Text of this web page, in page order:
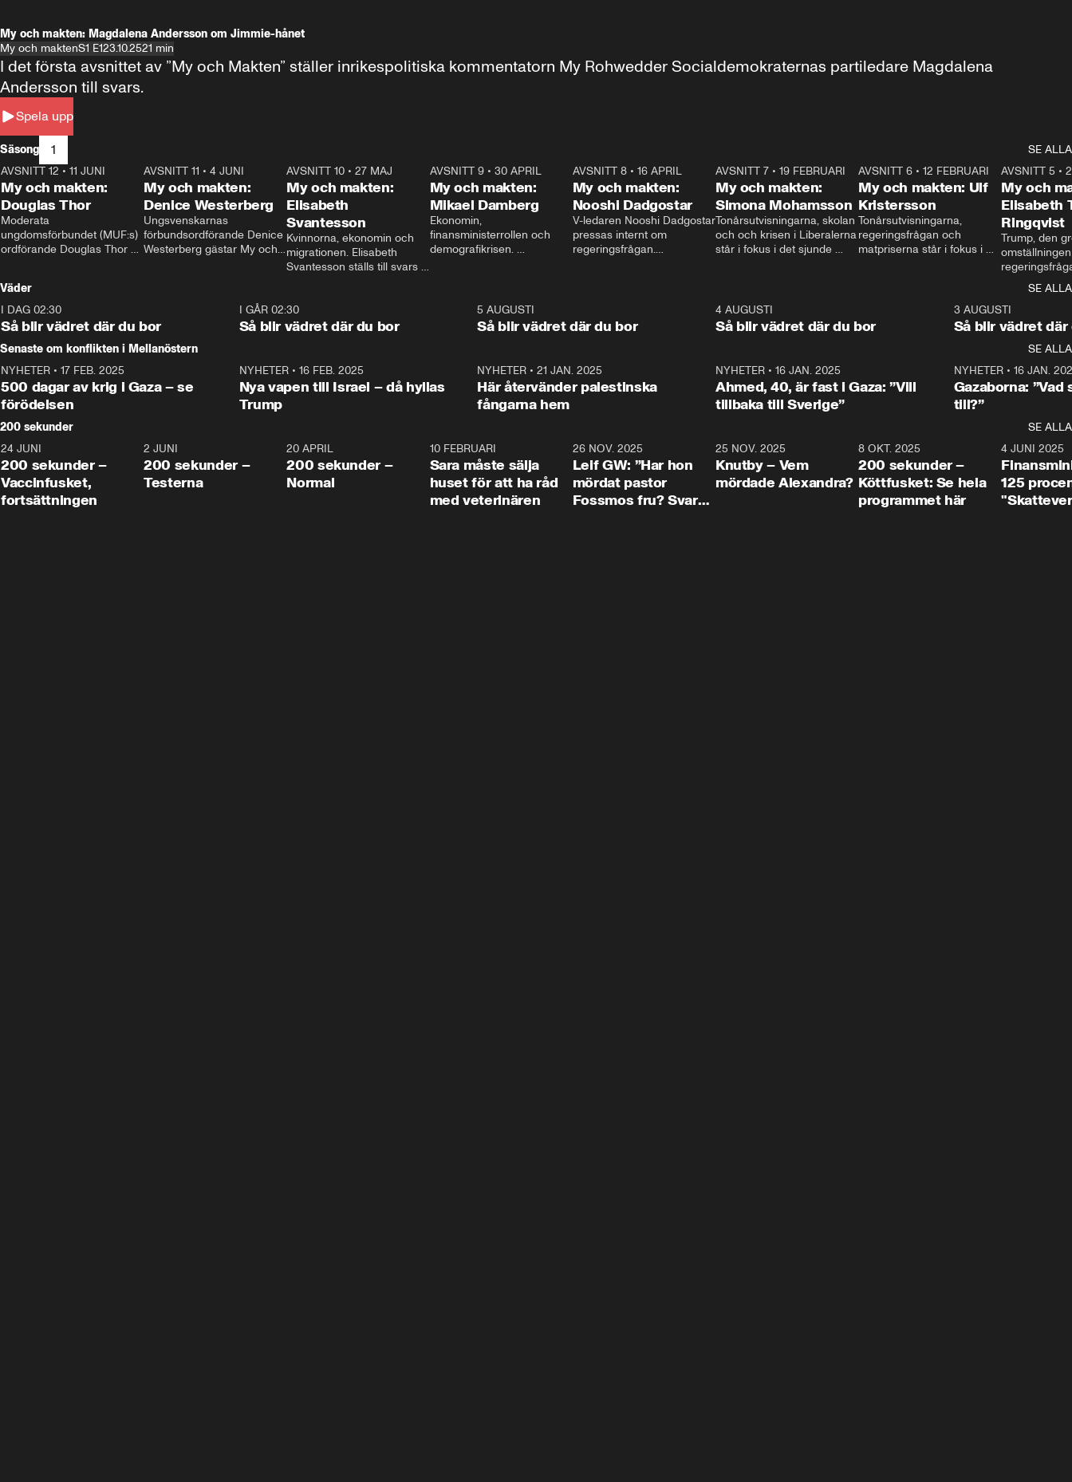
My och makten: Magdalena Andersson om Jimmie-hånet
My och maktenS1 E123.10.2521 min
Spela upp
I det första avsnittet av ”My och Makten” ställer inrikespolitiska kommentatorn My Rohwedder Socialdemokraternas partiledare Magdalena
Andersson till svars.
Säsong 1
SE ALLA
26:27
AVSNITT 12 • 11 JUNI
My och makten:
Douglas Thor
Moderata
ungdomsförbundet (MUF:s)
ordförande Douglas Thor
tonårsutvisningarna och hur
Moderaterna ska locka
väljare till valet i höst.
23:40
AVSNITT 11 •4 JUNI
My och makten:
Denice Westerberg
Ungsvenskarnas
förbundsordförande Denice
Westerberg gästar My och
AVSNITT 10 •27 MAJ
My och makten:
Elisabeth
Svantesson
Kvinnorna, ekonomin och
migrationen. Elisabeth
Svantesson ställs till svars
AVSNITT 9• 30 APRIL
My och makten:
Mikael Damberg
Ekonomin,
finansministerrollen och
demografikrisen.
och Makten.
AVSNITT 8• 16 APRIL
My och makten:
Nooshi Dadgostar
V-ledaren Nooshi Dadgostar
pressas internt om
regeringsfrågan.
– Vi ställer upp i val. Ska vi
vara med så sitter vi förstås
24:30
AVSNITT 7• 19 FEBRUARI
My och makten:
Simona Mohamsson
Tonårsutvisningarna, skolan
och och krisen i Liberalerna
står i fokus i det sjunde
kommentator My
Rohwedder ställer
utbildnings- och
Mohamsson till svars.
27:30
AVSNITT 6 •12 FEBRUARI
My och makten: Ulf
Kristersson
Tonårsutvisningarna,
regeringsfrågan och
matpriserna står i fokus i
Rohwedder ställer
statsminister Ulf Kristersson
AVSNITT 5 •
My och
Elisabeth
Ringqvist
Trump, den
centrum i
avsnittet av
Makten”. Se
Aftonbladets
Rohwedder
Thand Ring
Väder
SE ALLA
I DAG 02:30
Så blir vädret där du bor
1:06
I GÅR 02:30
Så blir vädret där du bor
5 AUGUSTI
Så blir vädret där du bor
4 AUGUSTI
Så blir vädret där du bor
3 AUGUSTI
Så blir vädret där
Senaste om konflikten i Mellanöstern
SE ALLA
NYHETER • 17 FEB. 2025
500 dagar av krig i Gaza – se
förödelsen
NYHETER• 16 FEB. 2025
Nya vapen till Israel – då hyllas
Trump
NYHETER •21 JAN. 2025
Här återvänder palestinska
fångarna hem
NYHETER• 16 JAN. 2025
Ahmed, 40, är fast i Gaza: ”Vill
tillbaka till Sverige”
NYHETER• 16 JAN.
Gazaborna:
till?”
200 sekunder
SE ALLA
5:00
24 JUNI
200 sekunder –
Vaccinfusket,
fortsättningen
4:23
2 JUNI
200 sekunder –
Testerna
20 APRIL
200 sekunder –
Normal
10 FEBRUARI
Sara måste sälja
huset för att ha råd
med veterinären
26 NOV. 2025
Leif GW: ”Har hon
mördat pastor
Fossmos fru? Svar
31:05
25 NOV. 2025
Knutby – Vem
mördade Alexandra?
4:29
8 OKT. 2025
200 sekunder –
Köttfusket: Se hela
programmet här
4 JUNI 2025
125